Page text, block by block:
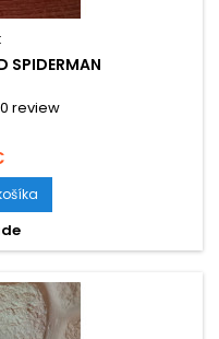
SPIDERMAN
0 review